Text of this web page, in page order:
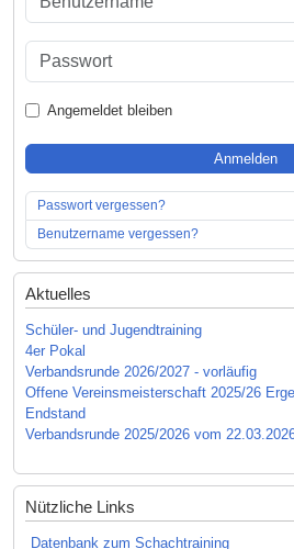
Passwort
Angemeldet bleiben
Anmelden
Passwort vergessen?
Benutzername vergessen?
Aktuelles
Schüler- und Jugendtraining
4er Pokal
Verbandsrunde 2026/2027 - vorläufig
Offene Vereinsmeisterschaft 2025/26
Endstand
Verbandsrunde 2025/2026 vom
Nützliche Links
Datenbank zum Schachtraining